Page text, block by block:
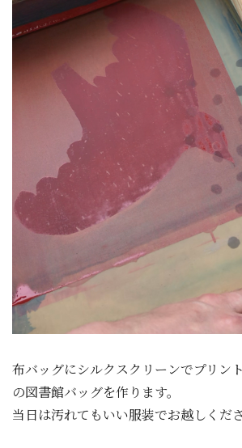
布バッグにシルクスクリーンでプリン
の図書館バッグを作ります。
当日は汚れてもいい服装でお越しくださ